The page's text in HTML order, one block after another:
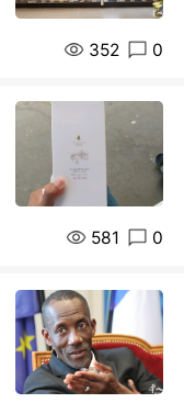
352 0
581 0